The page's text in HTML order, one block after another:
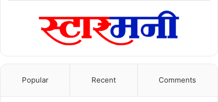
Popular Recent Comments